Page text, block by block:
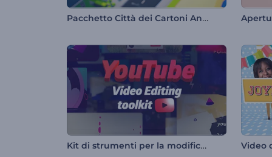
Pacchetto Città dei Cartoni Animati
Kit di strumenti per la modifica di video su YouTube